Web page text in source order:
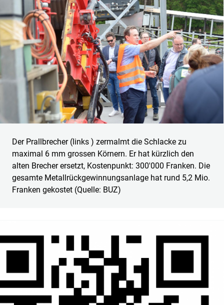
Der Prallbrecher (links ) zermalmt die Schlacke zu
maximal 6 mm grossen Körnern. Er hat kürzlich den
alten Brecher ersetzt, Kostenpunkt: 300'000 Franken. Die
gesamte Metallrückgewinnungsanlage hat rund 5,2 Mio.
Franken gekostet (Quelle: BUZ)